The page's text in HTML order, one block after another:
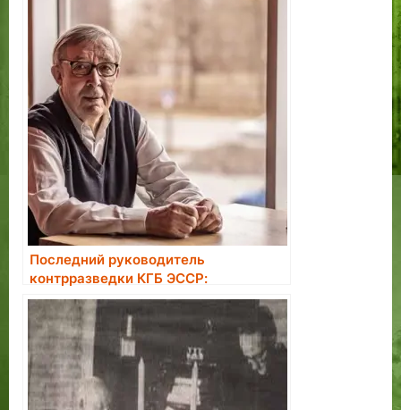
Последний руководитель
контрразведки КГБ ЭССР:
большинство завербованных в
агенты считали это большой честью